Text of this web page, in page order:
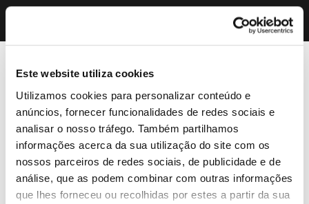
Este website utiliza cookies
Utilizamos cookies para personalizar conteúdo e
anúncios, fornecer funcionalidades de redes sociais e
analisar o nosso tráfego. Também partilhamos
informações acerca da sua utilização do site com os
nossos parceiros de redes sociais, de publicidade e de
análise, que as podem combinar com outras informações
que lhes forneceu ou recolhidas por estes a partir da sua